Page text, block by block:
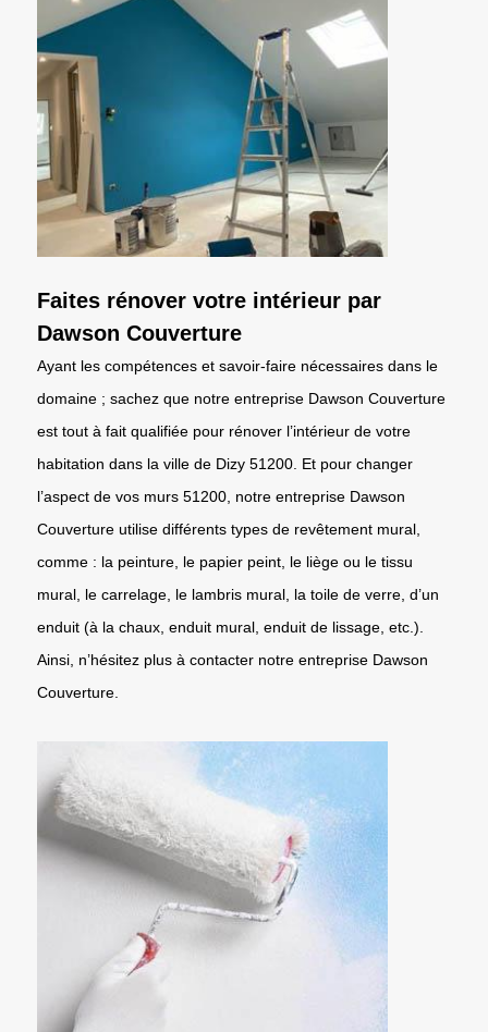
Faites rénover votre intérieur par
Dawson Couverture
Ayant les compétences et savoir-faire nécessaires dans le
domaine ; sachez que notre entreprise Dawson Couverture
est tout à fait qualifiée pour rénover l’intérieur de votre
habitation dans la ville de Dizy 51200. Et pour changer
l’aspect de vos murs 51200, notre entreprise Dawson
Couverture utilise différents types de revêtement mural,
comme : la peinture, le papier peint, le liège ou le tissu
mural, le carrelage, le lambris mural, la toile de verre, d’un
enduit (à la chaux, enduit mural, enduit de lissage, etc.).
Ainsi, n’hésitez plus à contacter notre entreprise Dawson
Couverture.